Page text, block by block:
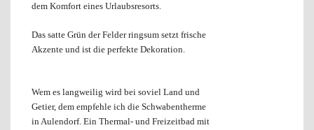
dem Komfort eines Urlaubsresorts.
Das satte Grün der Felder ringsum setzt frische
Akzente und ist die perfekte Dekoration.
Wem es langweilig wird bei soviel Land und
Getier, dem empfehle ich die Schwabentherme
in Aulendorf. Ein Thermal- und Freizeitbad mit